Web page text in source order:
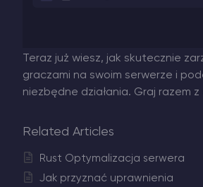
Teraz już wiesz, jak skutecznie
graczami na swoim serwerze i
niezbędne działania. Graj razem z
Related Articles
Rust Optymalizacja serwera
Jak przyznać uprawnienia